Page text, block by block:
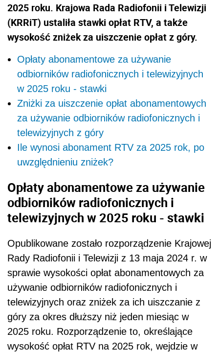
2025 roku. Krajowa Rada Radiofonii i Telewizji
(KRRiT) ustaliła stawki opłat RTV, a także
wysokość zniżek za uiszczenie opłat z góry.
Opłaty abonamentowe za używanie
odbiorników radiofonicznych i telewizyjnych
w 2025 roku - stawki
Zniżki za uiszczenie opłat abonamentowych
za używanie odbiorników radiofonicznych i
telewizyjnych z góry
Ile wynosi abonament RTV za 2025 rok, po
uwzględnieniu zniżek?
Opłaty abonamentowe za używanie
odbiorników radiofonicznych i
telewizyjnych w 2025 roku - stawki
Opublikowane zostało rozporządzenie Krajowej
Rady Radiofonii i Telewizji z 13 maja 2024 r. w
sprawie wysokości opłat abonamentowych za
używanie odbiorników radiofonicznych i
telewizyjnych oraz zniżek za ich uiszczanie z
góry za okres dłuższy niż jeden miesiąc w
2025 roku. Rozporządzenie to, określające
wysokość opłat RTV na 2025 rok, wejdzie w